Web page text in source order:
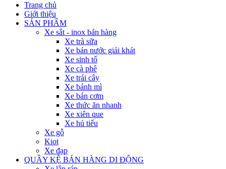
Trang chủ
Giới thiệu
SẢN PHẨM
Xe sắt - inox bán hàng
Xe trà sữa
Xe bán nước giải khát
Xe sinh tố
Xe cà phê
Xe trái cây
Xe bánh mì
Xe bán cơm
Xe thức ăn nhanh
Xe xiên que
Xe hủ tiếu
Xe gỗ
Kiot
Xe đạp
QUẦY KỆ BÁN HÀNG DI ĐỘNG